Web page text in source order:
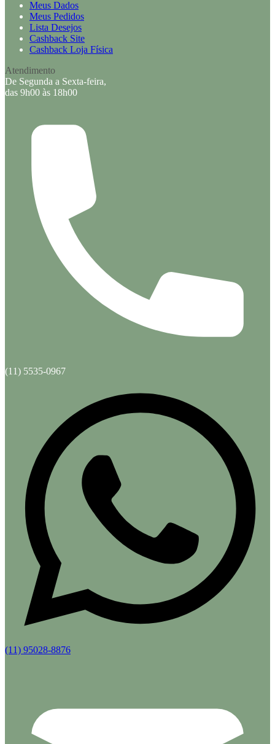
Meus Dados
Meus Pedidos
Lista Desejos
Cashback Site
Cashback Loja Física
Atendimento
De Segunda a Sexta-feira,
das 9h00 às 18h00
(11) 5535-0967
(11) 95028-8876